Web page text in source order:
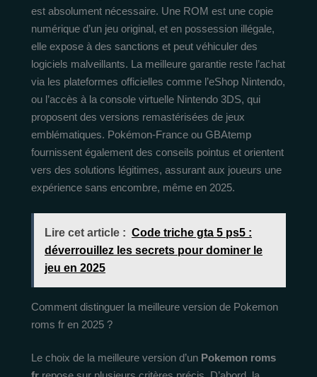
est absolument nécessaire. Une ROM est une copie
numérique d’un jeu original, et en possession illégale,
elle expose à des sanctions et peut véhiculer des
logiciels malveillants. La meilleure garantie reste l’achat
via les plateformes officielles comme l’eShop Nintendo,
ou l’accès à la console virtuelle Nintendo 3DS, qui
proposent des versions remastérisées de jeux
emblématiques. Pokémon-France ou GBAtemp
fournissent également des conseils pointus et orientent
vers des solutions légitimes, assurant aux joueurs une
expérience sans encombre, même en 2025.
Lire cet article : Code triche gta 5 ps5 :
déverrouillez les secrets pour dominer le
jeu en 2025
Comment distinguer la meilleure version de Pokemon
roms fr en 2025 ?
Le choix de la meilleure version d’un Pokemon roms